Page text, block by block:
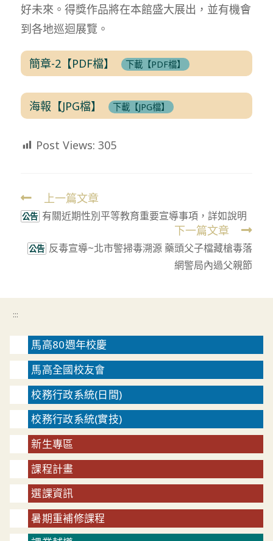
好未來。得獎作品將在本館盛大展出，並有機會
到各地巡迴展覽。
簡章-2【PDF檔】 下載【PDF檔】
海報【JPG檔】 下載【JPG檔】
Post Views: 305
Read
more
上一篇文章
公告 有關近期性別平等教育重要宣導事項，詳如說明
下一篇文章
公告 反毒宣導~北市警掃毒溯源 藥頭父子檔藏槍毒落
網警局內過父親節
:::
馬高80週年校慶
馬高全國校友會
校務行政系統(日間)
校務行政系統(實技)
新生專區
課程計畫
選課資訊
暑期重補修課程